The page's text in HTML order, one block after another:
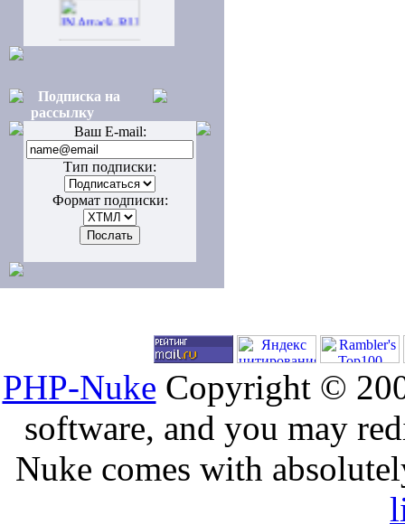
Подписка на
рассылку
Ваш E-mail:
Тип подписки:
Формат подписки:
PHP-Nuke Copyright ©
software, and you may
Nuke comes with